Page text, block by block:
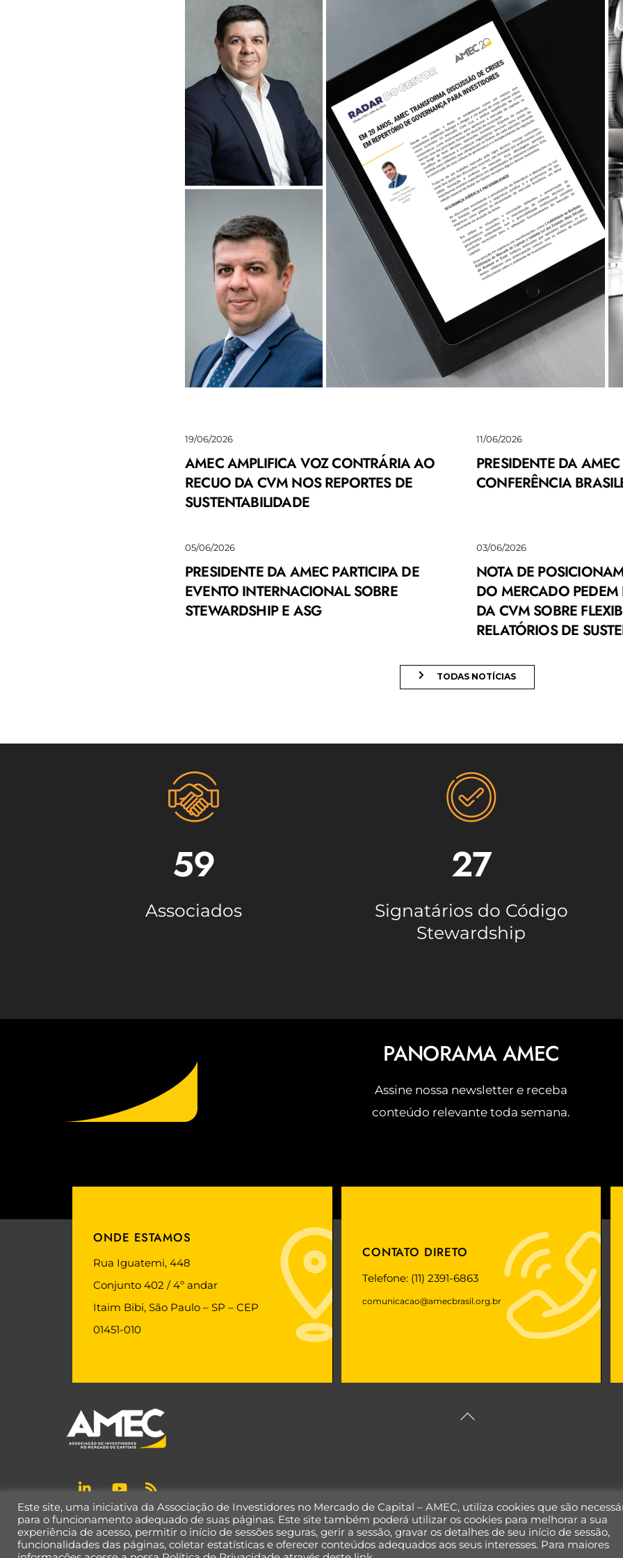
17/07/2026
PRESIDENTE DA
AMEC PARTICIPA DE
SEMINÁRIO SOBRE A
CRIAÇÃO DO DIA
NACIONAL DO
ANALISTA DE
VALORES
MOBILIÁRIOS
EDIÇÃO ESPECIAL DO RADAR DO GESTOR
MARCOS DE SUA TRAJETÓRIA
23/06/2026
DA AMEC
REPERCUTE NO
VALOR ECONÔMICO
19/06/2026
AMEC AMPLIFICA VOZ CONTRÁRIA AO
RECUO DA CVM NOS REPORTES DE
SUSTENTABILIDADE
11/06/2026
PRESIDENTE DA
CONFERÊNCIA
05/06/2026
PRESIDENTE DA AMEC PARTICIPA DE
EVENTO INTERNACIONAL SOBRE
STEWARDSHIP E ASG
03/06/2026
NOTA DE
DO MERCADO
DA CVM SOBRE
RELATÓRIOS DE
TODAS NOTÍCIAS
59
Associados
27
Signatários do Código
Stewardship
PANORAMA AMEC
Assine nossa newsletter e receba
conteúdo relevante toda semana.
ONDE ESTAMOS
Rua Iguatemi, 448
Conjunto 402 / 4º andar
Itaim Bibi, São Paulo – SP – CEP
01451-010
CONTATO DIRETO
Telefone: (11) 2391-6863
comunicacao@amecbrasil.org.br
Back
Política de Privacidade de Dados
Este site, uma iniciativa da Associação de Investidores no Mercado de Capital – AMEC, utiliza cookies que são
para o funcionamento adequado de suas páginas. Este site também poderá utilizar os cookies para melhorar a sua
experiência de acesso, permitir o início de sessões seguras, gerir a sessão, gravar os detalhes de seu início de sessão,
funcionalidades das páginas, coletar estatísticas e oferecer conteúdos adequados aos seus interesses. Para maiores